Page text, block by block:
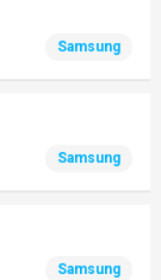
Samsung
Samsung
Samsung